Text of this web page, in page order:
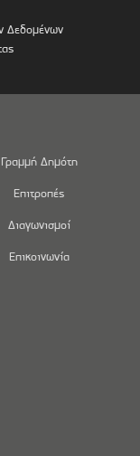
Δεδομένων
Γραμμή Δημότη
Επιτροπές
Διαγωνισμοί
Επικοινωνία